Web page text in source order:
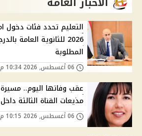
التعليم تحدد فئات دخول
2026 للثانوية العامة
المطلوبة
عقب وفاتها اليوم..
مذيعات القناة الثالثة